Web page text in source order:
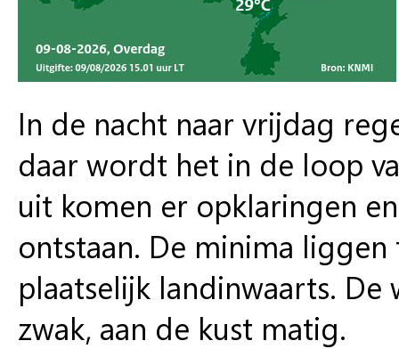
In de nacht naar vrijdag
daar wordt het in de loop
uit komen er opklaringen
ontstaan. De minima liggen
plaatselijk landinwaarts.
zwak, aan de kust matig.